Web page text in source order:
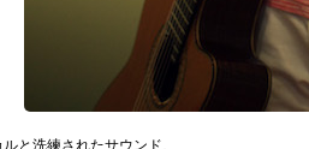
と洗練されたサウンド、